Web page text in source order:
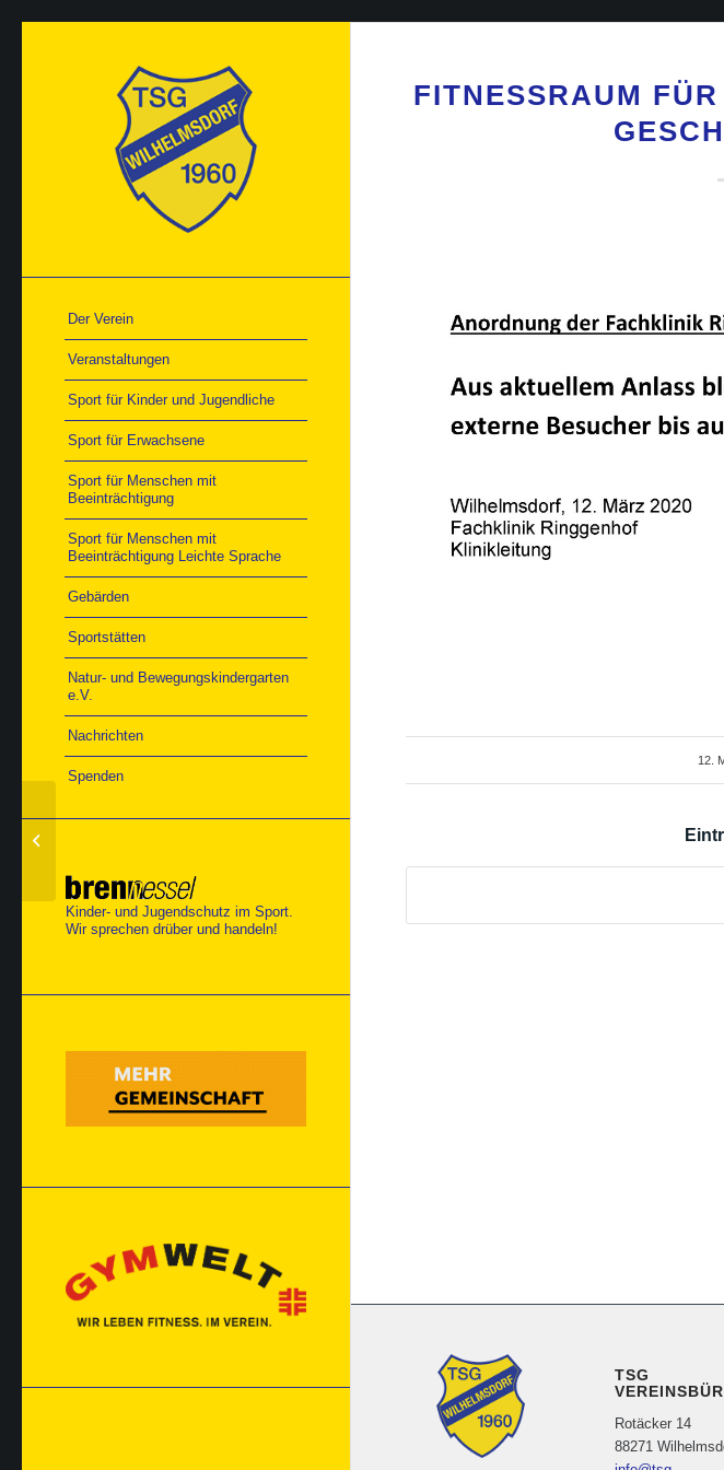
Der Verein
Veranstaltungen
Sport für Kinder und Jugendliche
Sport für Erwachsene
Sport für Menschen mit
Beeinträchtigung
Sport für Menschen mit
Beeinträchtigung Leichte Sprache
Gebärden
Sportstätten
Natur- und Bewegungskindergarten
e.V.
Nachrichten
Spenden
Kinder- und Jugendschutz im Sport.
Wir sprechen drüber und handeln!
FITNESSRAUM
12.
TSG
Rotäcker 14
88271